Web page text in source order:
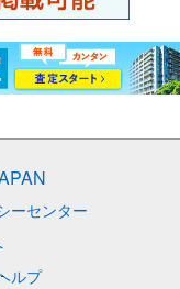
ーセンター
ルプ